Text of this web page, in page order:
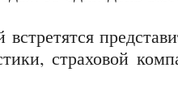
страховой